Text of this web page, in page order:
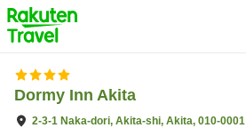
to
top
page
Dormy Inn Akita
2-3-1 Naka-dori, Akita-shi, Akita, 010-0001